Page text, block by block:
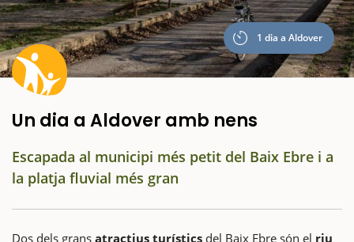
Un dia a Aldover amb nens
1 dia a Aldover
Escapada al municipi més petit del Baix Ebre i a
la platja fluvial més gran
Dos dels grans atractius turístics del Baix Ebre són el riu